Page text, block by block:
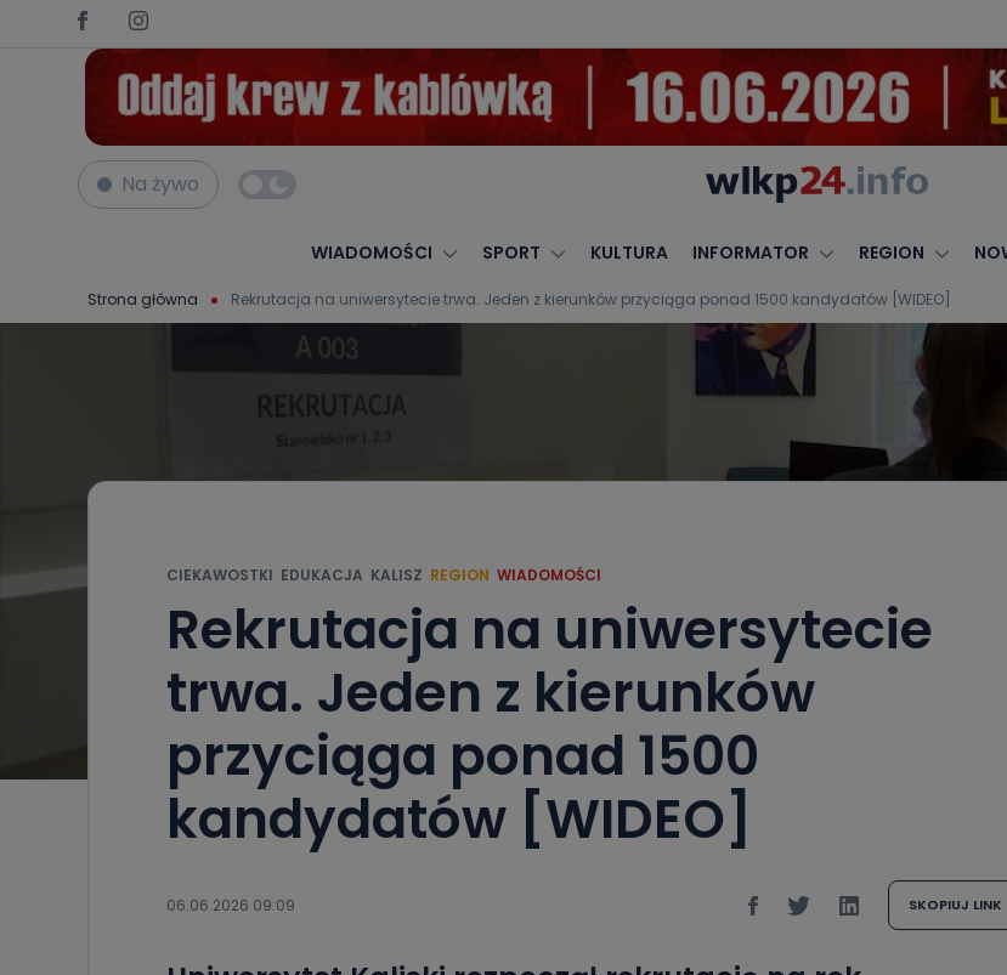
Na żywo
WIADOMOŚCI SPORT KULTURA INFORMATOR REGION
Strona główna Rekrutacja na uniwersytecie trwa. Jeden z kierunków przyciąga ponad 1500 kandydatów [WIDEO]
CIEKAWOSTKI EDUKACJA KALISZ REGION WIADOMOŚCI
Rekrutacja na uniwersytecie
trwa. Jeden z kierunków
przyciąga ponad 1500
kandydatów [WIDEO]
06.06.2026 09:09 SKOPIUJ LINK